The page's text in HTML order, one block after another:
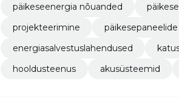
päikeseenergia nõuanded
projekteerimine
energiasalvestuslahendused
hooldusteenus
akusüsteemid